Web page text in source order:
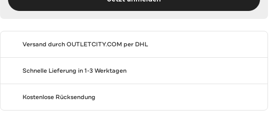
Versand durchOUTLETCITY.COM per DHL
Schnelle Lieferung in 1-3 Werktagen
Kostenlose Rücksendung